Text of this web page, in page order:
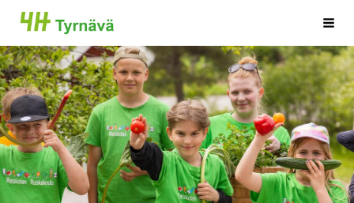
Siirry
sivun
sisältöön
4H Tyrnävä